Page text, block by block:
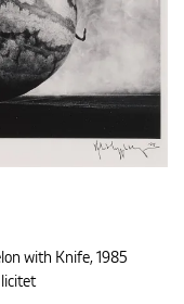
with Knife, 1985